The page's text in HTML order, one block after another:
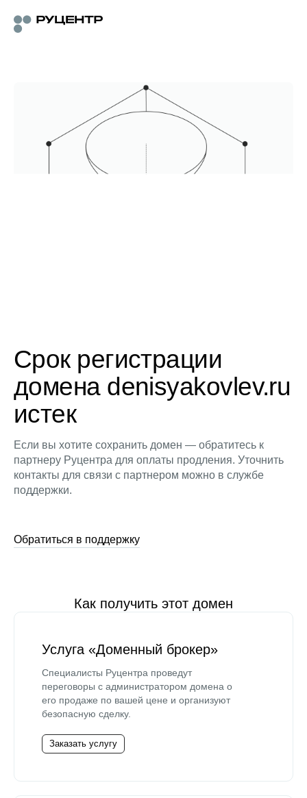
Срок регистрации
домена denisyakovlev.ru
истек
Если вы хотите сохранить домен — обратитесь к
партнеру Руцентра для оплаты продления. Уточнить
контакты для связи с партнером можно в службе
поддержки.
Обратиться в поддержку
Как получить этот домен
Услуга «Доменный брокер»
Специалисты Руцентра проведут
переговоры с администратором домена о
его продаже по вашей цене и организуют
безопасную сделку.
Заказать услугу